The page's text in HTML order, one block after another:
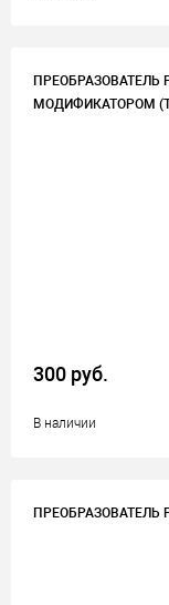
МОДИФИКАТОРОМ
300 руб.
В наличии
ПРЕОБРАЗОВАТЕЛЬ